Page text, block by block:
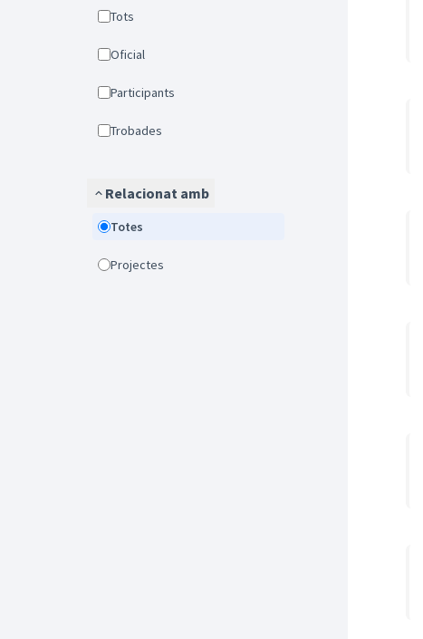
Tots
Oficial
Participants
Trobades
Relacionat amb
Totes
Projectes